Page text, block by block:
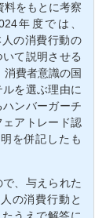
料をもとに考察
年度では、
人の消費行動の
て説明させる
消費者意識の国
を選ぶ理由に
ンバーガーチ
ェアトレード認
を併記したも
、与えられた
の消費行動と